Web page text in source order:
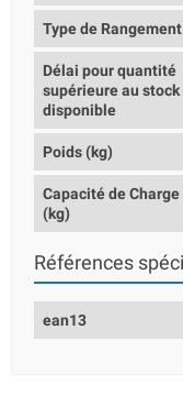
Type de Rangement
Délai pour quantité
supérieure au stock
disponible
Poids (kg)
Capacité de Charge
(kg)
Références
ean13